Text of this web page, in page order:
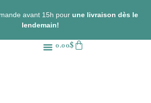
avant 15h pour une livraison dès le
lendemain!
0.00$